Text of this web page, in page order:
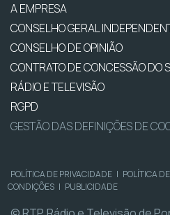
A EMPRESA
CONSELHO GERAL
CONSELHO DE OPINIÃO
CONTRATO DE CONCESSÃO DO
RÁDIO E TELEVISÃO
RGPD
GESTÃO DAS DEFINIÇÕES DE
POLÍTICA DE PRIVACIDADE | POLÍTICA
CONDIÇÕES | PUBLICIDADE